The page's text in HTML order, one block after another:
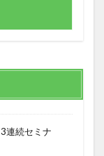
連続セミナ